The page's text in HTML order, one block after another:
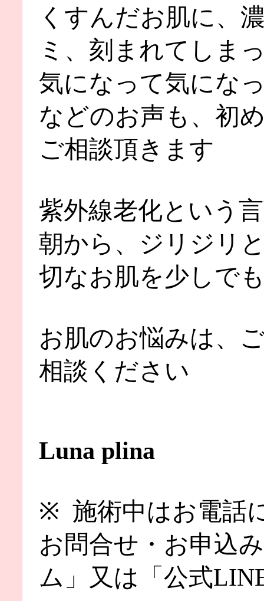
くすんだお肌に、
ミ、刻まれてしま
気になって気にな
などのお声も、初
ご相談頂きます
紫外線老化という
朝から、ジリジリ
切なお肌を少しで
お肌のお悩みは、
相談ください
Luna plina
※ 施術中はお電話
お問合せ・お申込
ム」又は「公式